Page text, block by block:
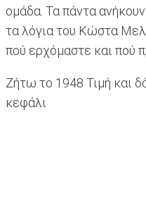
ομάδα. Τα πάντα
τα λόγια του Κώστα
πού ερχόμαστε και πού
Ζήτω το 1948 Τιμή και
κεφάλι